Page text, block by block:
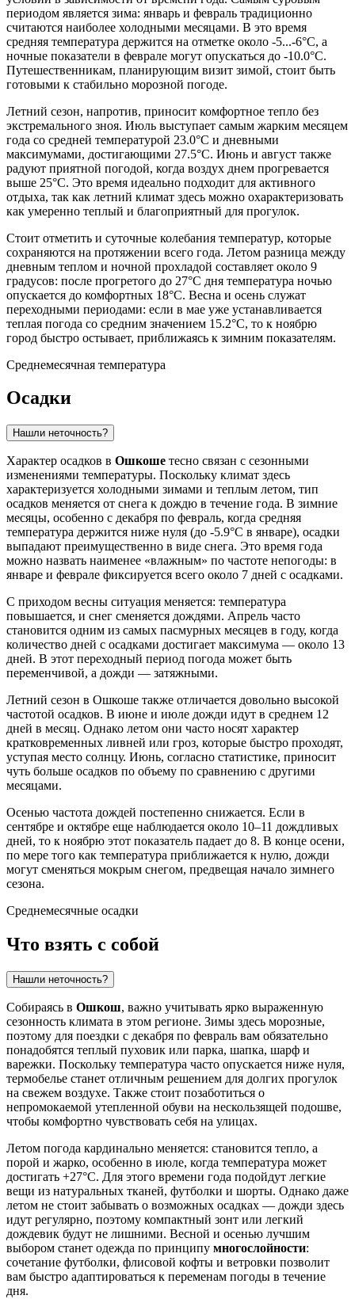
периодом является зима: январь и февраль традиционно
считаются наиболее холодными месяцами. В это время
средняя температура держится на отметке около -5...-6°C, а
ночные показатели в феврале могут опускаться до -10.0°C.
Путешественникам, планирующим визит зимой, стоит быть
готовыми к стабильно морозной погоде.
Летний сезон, напротив, приносит комфортное тепло без
экстремального зноя. Июль выступает самым жарким месяцем
года со средней температурой 23.0°C и дневными
максимумами, достигающими 27.5°C. Июнь и август также
радуют приятной погодой, когда воздух днем прогревается
выше 25°C. Это время идеально подходит для активного
отдыха, так как летний климат здесь можно охарактеризовать
как умеренно теплый и благоприятный для прогулок.
Стоит отметить и суточные колебания температур, которые
сохраняются на протяжении всего года. Летом разница между
дневным теплом и ночной прохладой составляет около 9
градусов: после прогретого до 27°C дня температура ночью
опускается до комфортных 18°C. Весна и осень служат
переходными периодами: если в мае уже устанавливается
теплая погода со средним значением 15.2°C, то к ноябрю
город быстро остывает, приближаясь к зимним показателям.
Среднемесячная температура
Осадки
Нашли неточность?
Характер осадков в Ошкоше тесно связан с сезонными
изменениями температуры. Поскольку климат здесь
характеризуется холодными зимами и теплым летом, тип
осадков меняется от снега к дождю в течение года. В зимние
месяцы, особенно с декабря по февраль, когда средняя
температура держится ниже нуля (до -5.9°C в январе), осадки
выпадают преимущественно в виде снега. Это время года
можно назвать наименее «влажным» по частоте непогоды: в
январе и феврале фиксируется всего около 7 дней с осадками.
С приходом весны ситуация меняется: температура
повышается, и снег сменяется дождями. Апрель часто
становится одним из самых пасмурных месяцев в году, когда
количество дней с осадками достигает максимума — около 13
дней. В этот переходный период погода может быть
переменчивой, а дожди — затяжными.
Летний сезон в Ошкоше также отличается довольно высокой
частотой осадков. В июне и июле дожди идут в среднем 12
дней в месяц. Однако летом они часто носят характер
кратковременных ливней или гроз, которые быстро проходят,
уступая место солнцу. Июнь, согласно статистике, приносит
чуть больше осадков по объему по сравнению с другими
месяцами.
Осенью частота дождей постепенно снижается. Если в
сентябре и октябре еще наблюдается около 10–11 дождливых
дней, то к ноябрю этот показатель падает до 8. В конце осени,
по мере того как температура приближается к нулю, дожди
могут сменяться мокрым снегом, предвещая начало зимнего
сезона.
Среднемесячные осадки
Что взять с собой
Нашли неточность?
Собираясь в Ошкош, важно учитывать ярко выраженную
сезонность климата в этом регионе. Зимы здесь морозные,
поэтому для поездки с декабря по февраль вам обязательно
понадобятся теплый пуховик или парка, шапка, шарф и
варежки. Поскольку температура часто опускается ниже нуля,
термобелье станет отличным решением для долгих прогулок
на свежем воздухе. Также стоит позаботиться о
непромокаемой утепленной обуви на нескользящей подошве,
чтобы комфортно чувствовать себя на улицах.
Летом погода кардинально меняется: становится тепло, а
порой и жарко, особенно в июле, когда температура может
достигать +27°C. Для этого времени года подойдут легкие
вещи из натуральных тканей, футболки и шорты. Однако даже
летом не стоит забывать о возможных осадках — дожди здесь
идут регулярно, поэтому компактный зонт или легкий
дождевик будут не лишними. Весной и осенью лучшим
выбором станет одежда по принципу многослойности:
сочетание футболки, флисовой кофты и ветровки позволит
вам быстро адаптироваться к переменам погоды в течение
дня.